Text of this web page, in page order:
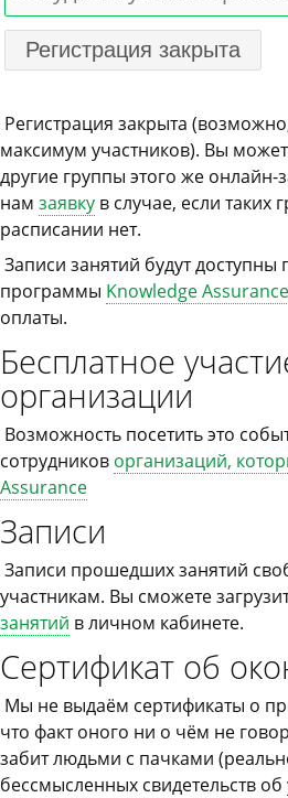
Регистрация закрыта
максимум участников). Вы
другие группы этого же онлайн-
нам заявку в случае, если таких
расписании нет.
Записи занятий будут
программы Knowledge Assurance
оплаты.
Бесплатное
организации
Возможность посетить это
сотрудников организаций,
Assurance
Записи
Записи прошедших занятий
участникам. Вы сможете
занятий в личном кабинете.
Сертификат об
Мы не выдаём сертификаты о
что факт оного ни о чём не
забит людьми с пачками
бессмысленных свидетельств